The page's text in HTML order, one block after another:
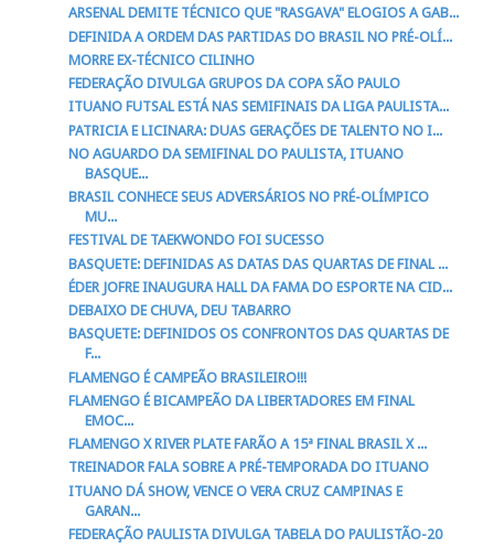
ARSENAL DEMITE TÉCNICO QUE "RASGAVA" ELOGIOS A GAB...
DEFINIDA A ORDEM DAS PARTIDAS DO BRASIL NO PRÉ-OLÍ...
MORRE EX-TÉCNICO CILINHO
FEDERAÇÃO DIVULGA GRUPOS DA COPA SÃO PAULO
ITUANO FUTSAL ESTÁ NAS SEMIFINAIS DA LIGA PAULISTA...
PATRICIA E LICINARA: DUAS GERAÇÕES DE TALENTO NO I...
NO AGUARDO DA SEMIFINAL DO PAULISTA, ITUANO
BASQUE...
BRASIL CONHECE SEUS ADVERSÁRIOS NO PRÉ-OLÍMPICO
MU...
FESTIVAL DE TAEKWONDO FOI SUCESSO
BASQUETE: DEFINIDAS AS DATAS DAS QUARTAS DE FINAL ...
ÉDER JOFRE INAUGURA HALL DA FAMA DO ESPORTE NA CID...
DEBAIXO DE CHUVA, DEU TABARRO
BASQUETE: DEFINIDOS OS CONFRONTOS DAS QUARTAS DE
F...
FLAMENGO É CAMPEÃO BRASILEIRO!!!
FLAMENGO É BICAMPEÃO DA LIBERTADORES EM FINAL
EMOC...
FLAMENGO X RIVER PLATE FARÃO A 15ª FINAL BRASIL X ...
TREINADOR FALA SOBRE A PRÉ-TEMPORADA DO ITUANO
ITUANO DÁ SHOW, VENCE O VERA CRUZ CAMPINAS E
GARAN...
FEDERAÇÃO PAULISTA DIVULGA TABELA DO PAULISTÃO-20